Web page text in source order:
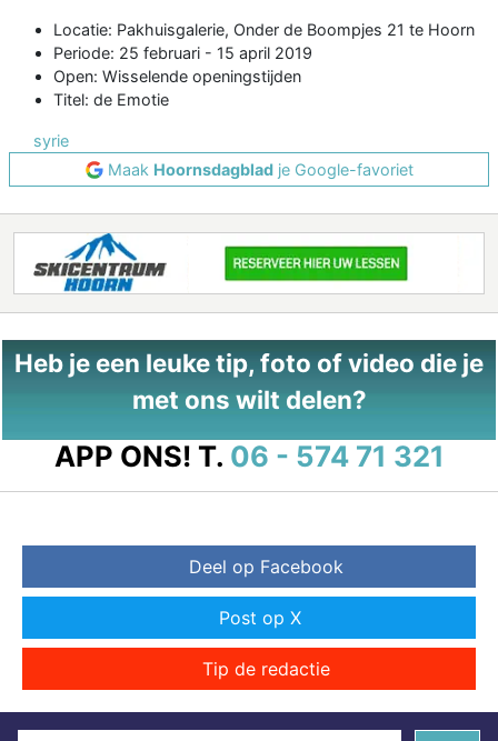
Locatie: Pakhuisgalerie, Onder de Boompjes 21 te Hoorn
Periode: 25 februari - 15 april 2019
Open: Wisselende openingstijden
Titel: de Emotie
syrie
Maak Hoornsdagbladje Google-favoriet
Heb je een leuke tip, foto of video die je
met ons wilt delen?
APP ONS! T. 06 - 574 71 321
Deel op Facebook
Post op X
Tip de redactie